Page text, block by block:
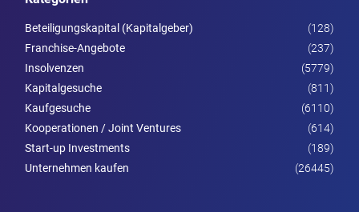
Beteiligungskapital (Kapitalgeber)
(128)
Franchise-Angebote
(237)
Insolvenzen
(5779)
Kapitalgesuche
(811)
Kaufgesuche
(6110)
Kooperationen / Joint Ventures
(614)
Start-up Investments
(189)
Unternehmen kaufen
(26445)